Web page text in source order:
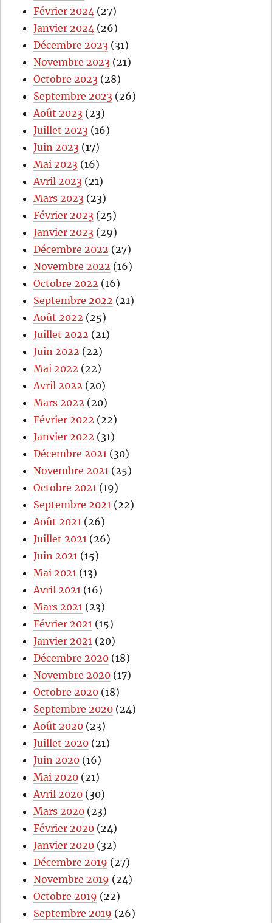
Février 2024 (27)
Janvier 2024 (26)
Décembre 2023 (31)
Novembre 2023 (21)
Octobre 2023 (28)
Septembre 2023 (26)
Août 2023 (23)
Juillet 2023 (16)
Juin 2023 (17)
Mai 2023 (16)
Avril 2023 (21)
Mars 2023 (23)
Février 2023 (25)
Janvier 2023 (29)
Décembre 2022 (27)
Novembre 2022 (16)
Octobre 2022 (16)
Septembre 2022 (21)
Août 2022 (25)
Juillet 2022 (21)
Juin 2022 (22)
Mai 2022 (22)
Avril 2022 (20)
Mars 2022 (20)
Février 2022 (22)
Janvier 2022 (31)
Décembre 2021 (30)
Novembre 2021 (25)
Octobre 2021 (19)
Septembre 2021 (22)
Août 2021 (26)
Juillet 2021 (26)
Juin 2021 (15)
Mai 2021 (13)
Avril 2021 (16)
Mars 2021 (23)
Février 2021 (15)
Janvier 2021 (20)
Décembre 2020 (18)
Novembre 2020 (17)
Octobre 2020 (18)
Septembre 2020 (24)
Août 2020 (23)
Juillet 2020 (21)
Juin 2020 (16)
Mai 2020 (21)
Avril 2020 (30)
Mars 2020 (23)
Février 2020 (24)
Janvier 2020 (32)
Décembre 2019 (27)
Novembre 2019 (24)
Octobre 2019 (22)
Septembre 2019 (26)